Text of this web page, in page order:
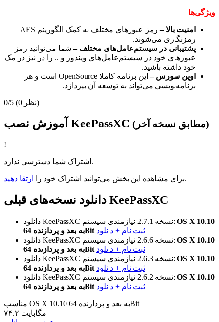
ویژگی‌ها
امنیت بالا –
رمز عبور‌های مختلف به کمک الگوریتم AES
رمزنگاری می‌شوند.
پشتیبانی در سیستم‌عامل‌های مختلف –شما می‌توانید رمز
عبور‌های خود در سیستم‌عامل‌های ویندوز و .. را در نیز در مک
خود داشته باشید.
اوپن سورس –
این برنامه کاملا OpenSource است و هر
برنامه‌نویسی می‌تواند به توسعه آن بپردازد.
0/5 (0 نظر)
آموزش نصب KeePassXC (مطابق نسخه آخر)
!
اشتراک شما دسترسی ندارد.
برای مشاهده این بخش می‌توانید اشتراک خود را ارتقا دهید .
دانلود نسخه‌های قبلی KeePassXC
دانلود KeePassXC نسخه 2.7.1نیازمندی سیستم: OS X 10.10
به بعد و پردازنده 64Bit ثبت نام + دانلود
دانلود KeePassXC
نسخه 2.6.6نیازمندی سیستم: OS X 10.10
به بعد و پردازنده 64Bit ثبت نام + دانلود
دانلود KeePassXC
نسخه 2.6.3نیازمندی سیستم: OS X 10.10
به بعد و پردازنده 64Bit ثبت نام + دانلود
دانلود KeePassXC
نسخه 2.6.2نیازمندی سیستم: OS X 10.10
به بعد و پردازنده 64Bit ثبت نام + دانلود
مناسب OS X 10.10 به بعد و پردازنده 64Bit
۷۴.۲ مگابایت